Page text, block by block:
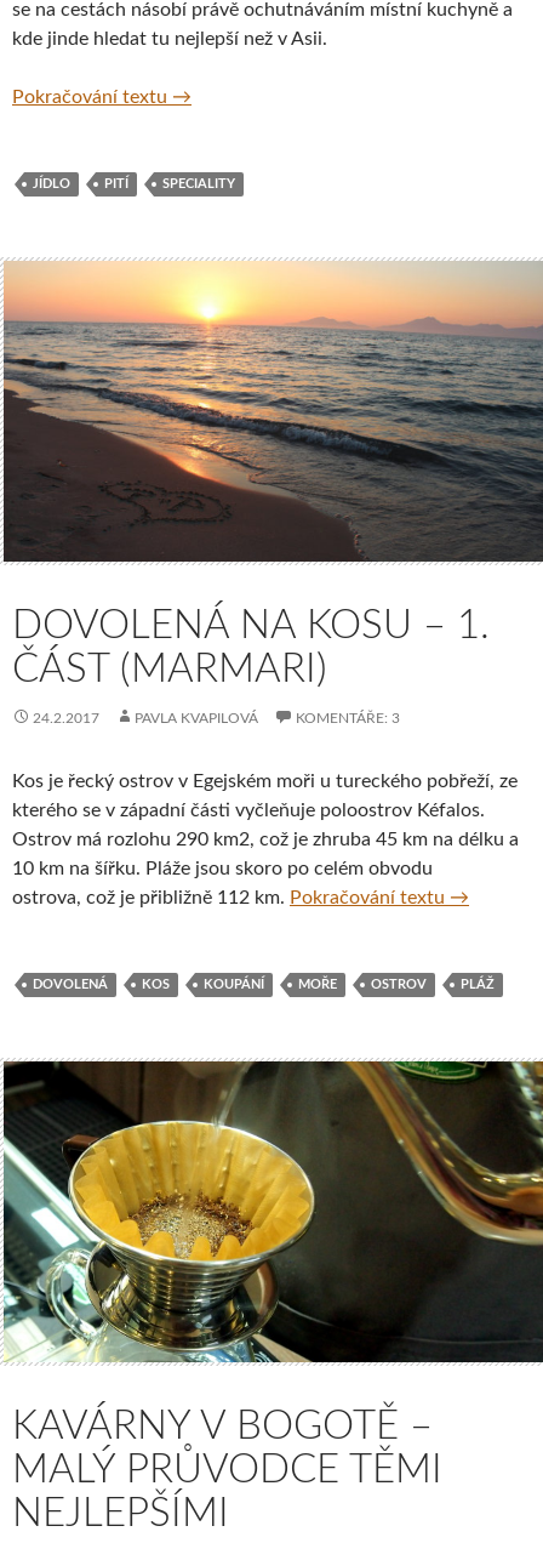
se na cestách násobí právě ochutnáváním místní kuchyně a
kde jinde hledat tu nejlepší než v Asii.
Pokračování textu Chutě Asie, které nesmíte vynechat
→
JÍDLO PITÍ SPECIALITY
DOVOLENÁ NA KOSU – 1.
ČÁST (MARMARI)
24.2.2017 PAVLA KVAPILOVÁ KOMENTÁŘE: 3
Kos je řecký ostrov v Egejském moři u tureckého pobřeží, ze
kterého se v západní části vyčleňuje poloostrov Kéfalos.
Ostrov má rozlohu 290 km2, což je zhruba 45 km na délku a
10 km na šířku. Pláže jsou skoro po celém obvodu
ostrova, což je přibližně 112 km. Pokračování textu Dovolená
→
DOVOLENÁ KOS KOUPÁNÍ MOŘE OSTROV PLÁŽ
KAVÁRNY V BOGOTĚ –
MALÝ PRŮVODCE TĚMI
NEJLEPŠÍMI